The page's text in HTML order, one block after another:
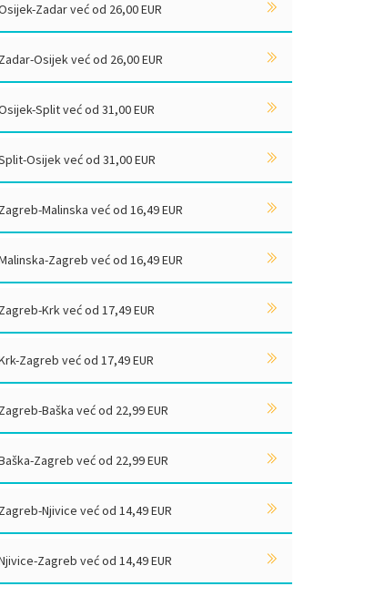
Zadar već od 26,00 EUR
Zadar-Osijek već od 26,00 EUR
Split već od 31,00 EUR
Osijek već od 31,00 EUR
Zagreb-Malinska već od 16,49 EUR
Zagreb već od 16,49 EUR
Zagreb-Krk već od 17,49 EUR
Zagreb već od 17,49 EUR
Zagreb-Baška već od 22,99 EUR
Zagreb već od 22,99 EUR
Zagreb-Njivice već od 14,49 EUR
Zagreb već od 14,49 EUR